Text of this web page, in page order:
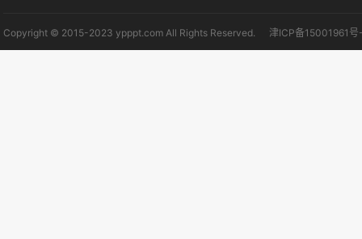
Copyright © 2015-2023 ypppt.com All Rights Reserved. 津ICP备15001961号